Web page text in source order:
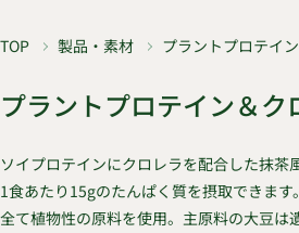
TOP 製品・素材 プラントプロテイ
プラントプロテイン＆ク
ソイプロテインにクロレラを配合した抹茶
1食あたり15gのたんぱく質を摂取できます。
全て植物性の原料を使用。主原料の大豆は